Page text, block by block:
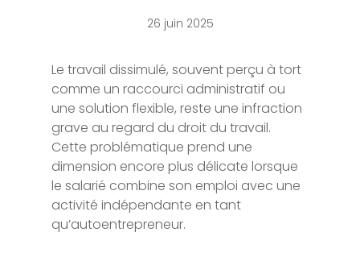
26 juin 2025
Le travail dissimulé, souvent perçu à tort
comme un raccourci administratif ou
une solution flexible, reste une infraction
grave au regard du droit du travail.
Cette problématique prend une
dimension encore plus délicate lorsque
le salarié combine son emploi avec une
activité indépendante en tant
qu’autoentrepreneur.